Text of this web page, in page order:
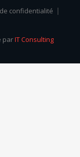
confidentialité
parIT Consulting